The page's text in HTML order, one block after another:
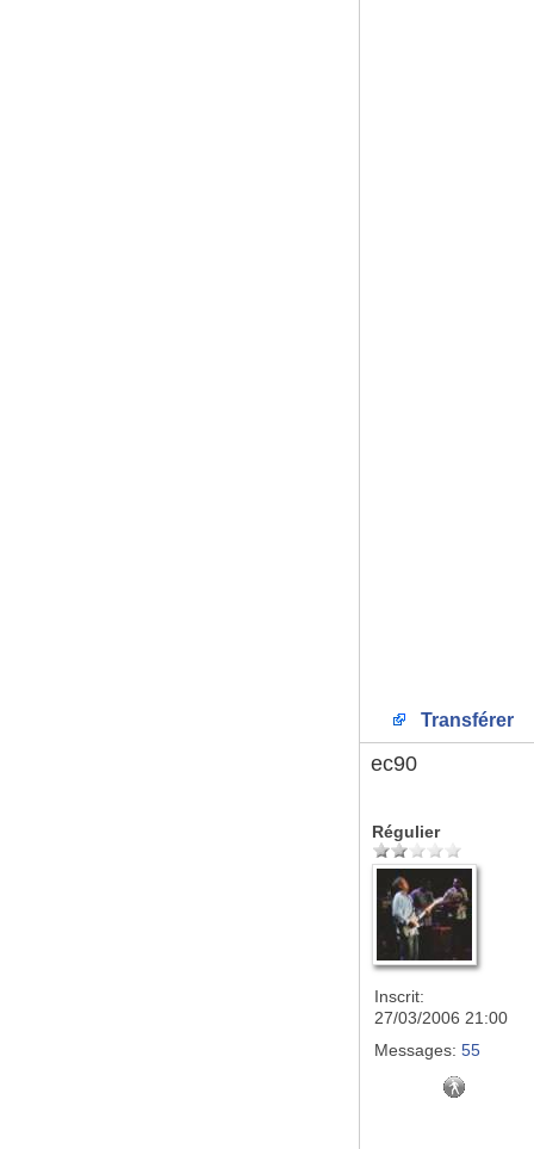
Transférer
ec90
Régulier
Inscrit:
27/03/2006 21:00
Messages: 55